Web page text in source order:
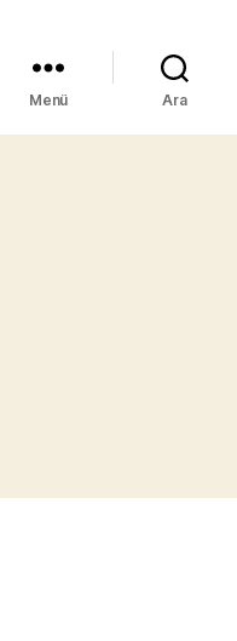
Menü Ara